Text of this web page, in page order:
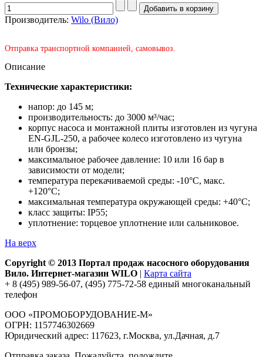
Производитель: Wilo (Вило)
Отправка транспортной компанией, самовывоз.
Описание
Технические характеристики:
напор: до 145 м;
производительность: до 3000 м³/час;
корпус насоса и монтажной плиты изготовлен из чугуна
EN-GJL-250, а рабочее колесо изготовлено из чугуна
или бронзы;
максимальное рабочее давление: 10 или 16 бар в
зависимости от модели;
температура перекачиваемой среды: -10°С, макс.
+120°С;
максимальная температура окружающей среды: +40°С;
класс защиты: IP55;
уплотнение: торцевое уплотнение или сальниковое.
На верх
Copyright © 2013 Портал продаж насосного оборудования
Вило. Интернет-магазин WILO | Карта сайта
+ 8 (495) 989-56-07, (495) 775-72-58 единый многоканальный
телефон
ООО «ПРОМОБОРУДОВАНИЕ-М»
ОГРН: 1157746302669
Юридический адрес: 117623, г.Москва, ул.Дачная, д.7